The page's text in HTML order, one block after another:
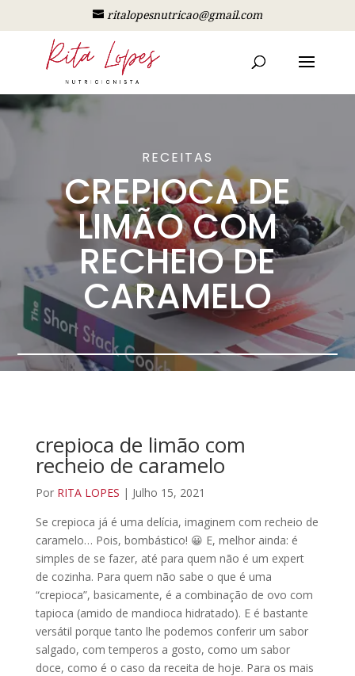
ritalopesnutricao@gmail.com
RECEITAS
CREPIOCA DE
LIMÃO COM
RECHEIO DE
CARAMELO
crepioca de limão com
recheio de caramelo
Por RITA LOPES | Julho 15, 2021
Se crepioca já é uma delícia, imaginem com recheio de
caramelo… Pois, bombástico! 😀 E, melhor ainda: é
simples de se fazer, até para quem não é um expert
de cozinha. Para quem não sabe o que é uma
“crepioca”, basicamente, é a combinação de ovo com
tapioca (amido de mandioca hidratado). E é bastante
versátil porque tanto lhe podemos conferir um sabor
salgado, com temperos a gosto, como um sabor
doce, como é o caso da receita de hoje. Para os mais